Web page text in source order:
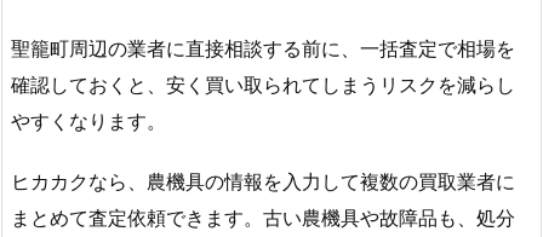
聖籠町周辺の業者に直接相談する前に、一括査定で相場を
確認しておくと、安く買い取られてしまうリスクを減らし
やすくなります。
ヒカカクなら、農機具の情報を入力して複数の買取業者に
まとめて査定依頼できます。古い農機具や故障品も、処分